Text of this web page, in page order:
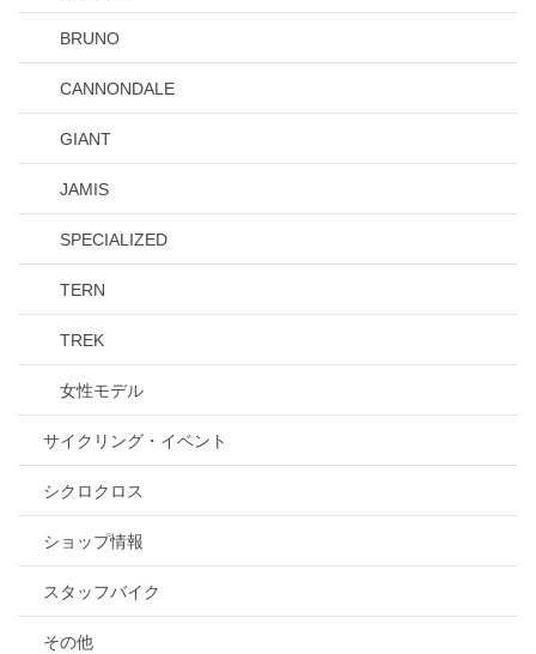
BRUNO
CANNONDALE
GIANT
JAMIS
SPECIALIZED
TERN
TREK
女性モデル
サイクリング・イベント
シクロクロス
ショップ情報
スタッフバイク
その他